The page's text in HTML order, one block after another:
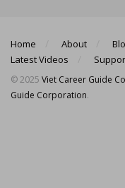
Home About
Latest Videos
© 2025 Viet Career Guide
Guide Corporation.